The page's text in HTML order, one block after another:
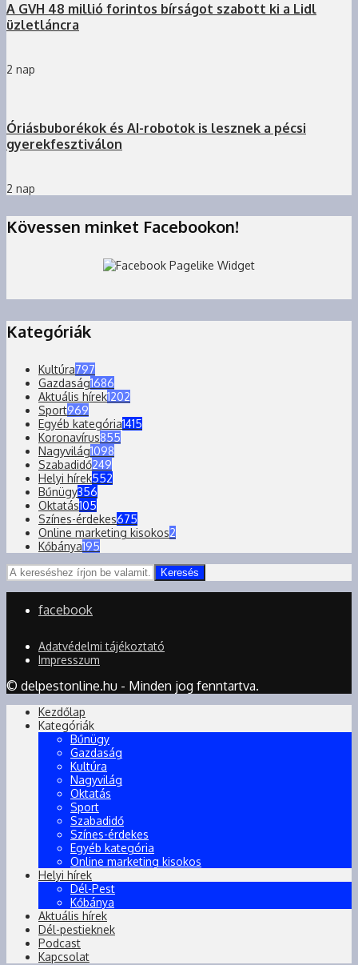
A GVH 48 millió forintos bírságot szabott ki a Lidl
üzletláncra
2 nap
Óriásbuborékok és AI-robotok is lesznek a pécsi
gyerekfesztiválon
2 nap
Kövessen minket Facebookon!
Kategóriák
Kultúra797
Gazdaság1686
Aktuális hírek1202
Sport969
Egyéb kategória1415
Koronavírus855
Nagyvilág1098
Szabadidő249
Helyi hírek552
Bűnügy356
Oktatás105
Színes-érdekes675
Online marketing kisokos2
Kőbánya195
Keresés
facebook
Adatvédelmi tájékoztató
Impresszum
© delpestonline.hu - Minden jog fenntartva.
Kezdőlap
Kategóriák
Bűnügy
Gazdaság
Kultúra
Nagyvilág
Oktatás
Sport
Szabadidő
Színes-érdekes
Egyéb kategória
Online marketing kisokos
Helyi hírek
Dél-Pest
Kőbánya
Aktuális hírek
Dél-pestieknek
Podcast
Kapcsolat